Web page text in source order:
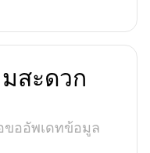
สะดวก
ขออัพเดทข้อมูล